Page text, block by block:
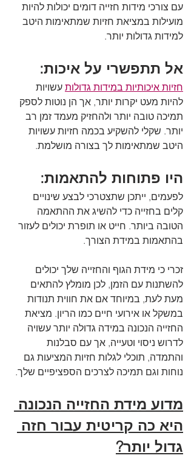
עם צורכי מידות חזייה דומים יכולות להיות
מועילות במציאת חזיות שמתאימות היטב
למידות גדולות יותר.
אל תתפשרי על איכות:
חזיות איכותיות במידות גדולות עשויות
להיות מעט יקרות יותר, אך הן נוטות לספק
תמיכה טובה יותר ולהחזיק מעמד זמן רב
יותר. שקלי להשקיע בכמה חזיות עשויות
היטב שמתאימות לך בצורה מושלמת.
היו פתוחות להתאמות:
לפעמים, ייתכן שתצטרכי לבצע שינויים
קלים בחזייה כדי להשיג את ההתאמה
הטובה ביותר. חייט או תופרת יכולים לעזור
בהתאמות במידת הצורך.
זכרי כי מידת הגוף והחזייה שלך יכולים
להשתנות עם הזמן, לכן מומלץ להתאים
מעת לעת, במיוחד אם את חווית תנודות
במשקל או אירועי חיים כמו הריון. מציאת
החזייה הנכונה במידה גדולה יותר עשויה
לדרוש ניסוי וטעייה, אך עם סבלנות
והתמדה, תוכלי לגלות חזיות המציעות גם
נוחות וגם תמיכה לצרכים הספציפיים שלך.
מדוע מידת החזייה הנכונה
היא כה קריטית עבור חזה
גדול יותר?